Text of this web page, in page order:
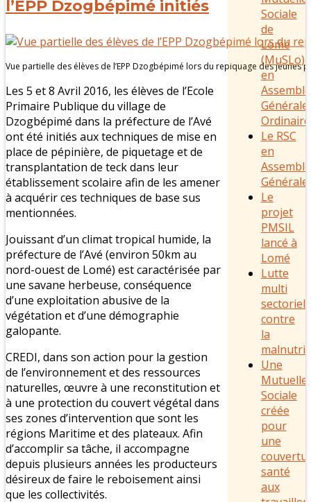
l’EPP Dzogbépimé initiés
Vue partielle des élèves de l’EPP Dzogbépimé lors du repiquage des jeunes
Les 5 et 8 Avril 2016, les élèves de l’Ecole
Primaire Publique du village de
Dzogbépimé dans la préfecture de l’Avé
ont été initiés aux techniques de mise en
place de pépinière, de piquetage et de
transplantation de teck dans leur
établissement scolaire afin de les amener
à acquérir ces techniques de base sus
mentionnées.
Jouissant d’un climat tropical humide, la
préfecture de l’Avé (environ 50km au
nord-ouest de Lomé) est caractérisée par
une savane herbeuse, conséquence
d’une exploitation abusive de la
végétation et d’une démographie
galopante.
CREDI, dans son action pour la gestion
de l’environnement et des ressources
naturelles, œuvre à une reconstitution et
à une protection du couvert végétal dans
ses zones d’intervention que sont les
régions Maritime et des plateaux. Afin
d’accomplir sa tâche, il accompagne
depuis plusieurs années les producteurs
désireux de faire le reboisement ainsi
que les collectivités.
Sociale
de
Lomé
(MuSLo)
en
Générale
Ordinaire
Le RSC
en
Générale
Le
projet
PMSIL
lancé à
Lomé
Lutte
multi
contre
la
Une
Mutuelle
Sociale
créée
pour
une
santé
aux